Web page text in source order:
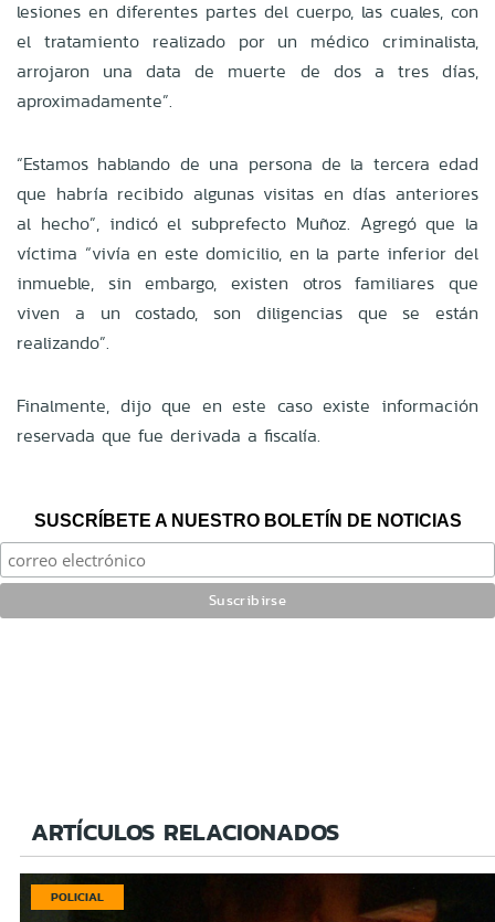
lesiones en diferentes partes del cuerpo, las cuales, con
el tratamiento realizado por un médico criminalista,
arrojaron una data de muerte de dos a tres días,
aproximadamente”.
“Estamos hablando de una persona de la tercera edad
que habría recibido algunas visitas en días anteriores
al hecho”, indicó el subprefecto Muñoz. Agregó que la
víctima “vivía en este domicilio, en la parte inferior del
inmueble, sin embargo, existen otros familiares que
viven a un costado, son diligencias que se están
realizando”.
Finalmente, dijo que en este caso existe información
reservada que fue derivada a fiscalía.
SUSCRÍBETE A NUESTRO BOLETÍN DE NOTICIAS
ARTÍCULOS RELACIONADOS
POLICIAL